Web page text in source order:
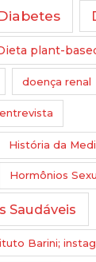
plant-
doença renal
entrevista
História da
Hormônios
Saudáveis
Barini;